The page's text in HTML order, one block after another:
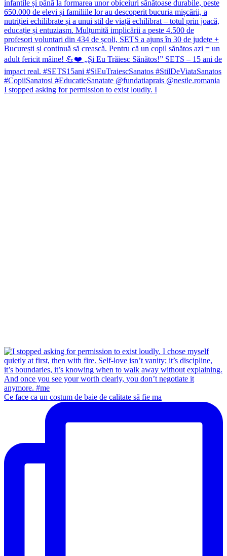
I stopped asking for permission to exist loudly. I
Ce face ca un costum de baie de calitate să fie ma